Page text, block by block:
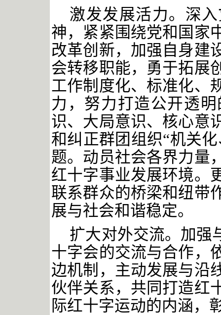
激发发展活力。深
神，紧紧围绕党和国家
改革创新，加强自身建
会转移职能，勇于拓展
工作制度化、标准化、
力，努力打造公开透
识、大局意识、核心意
和纠正群团组织“机关
题。动员社会各界力量
红十字事业发展环境。
联系群众的桥梁和纽带
展与社会和谐稳定。
扩大对外交流。加强
十字会的交流与合作，
边机制，主动发展与沿
伙伴关系，共同打造红
际红十字运动的内涵，